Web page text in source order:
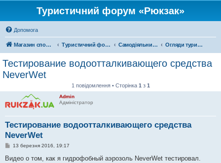
Туристичний форум «Рюкзак»
Допомога
Магазин спорядження Туристичний форум «Рюкзак» Самодіяльний туризм Огляди туристичного спорядження
Тестирование водоотталкивающего средства
NeverWet
1 повідомлення • Сторінка 1 з 1
Admin
Адміністратор
Тестирование водоотталкивающего средства
NeverWet
П
в
13 березня 2016, 19:17
Видео о том, как я гидрофобный аэрозоль NeverWet тестировал.